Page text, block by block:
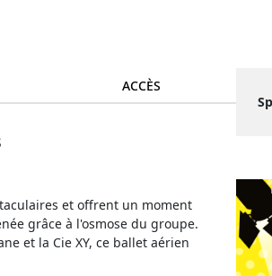
ACCÈS
et offrent un moment
grâce à l'osmose du groupe.
et la Cie XY, ce ballet aérien